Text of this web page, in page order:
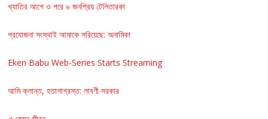
খ্যাতির আগে ও পরে ৬ জনপ্রিয় টেলিতারকা
প্রযোজনা সংস্থাই আমাকে সরিয়েছে: অনামিকা
Eken Babu Web-Series Starts Streaming
আমি ক্লান্ত, হতাশাগ্রস্ত: লাবণী সরকার